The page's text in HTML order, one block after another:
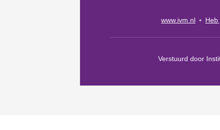
www.ivm.nl Heb
Verstuurd door